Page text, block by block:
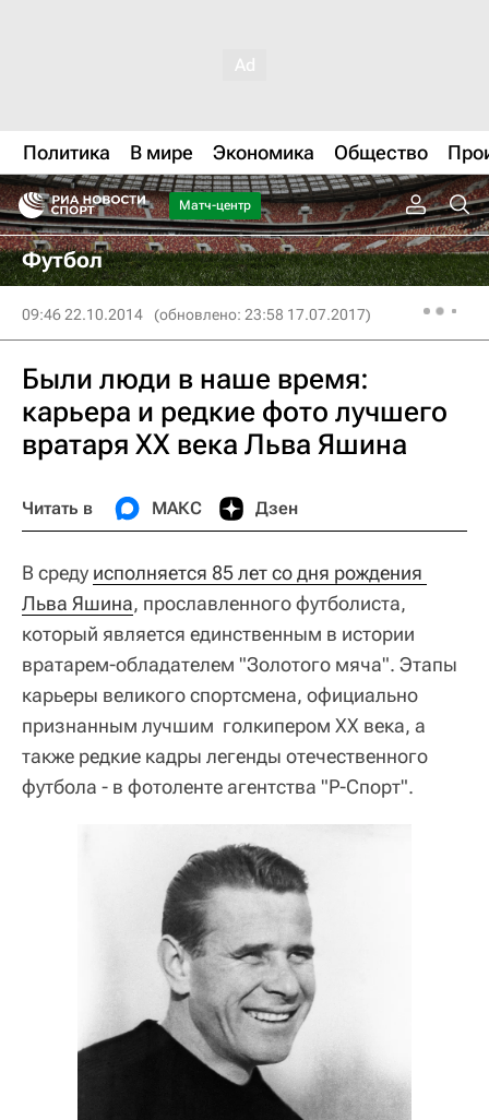
Политика В мире Экономика Общество
Матч-центр
Футбол
09:46 22.10.2014 (обновлено: 23:58 17.07.2017)
Были люди в наше время:
карьера и редкие фото лучшего
вратаря XX века Льва Яшина
Читать в МАКС Дзен
В среду исполняется 85 лет со дня рождения
Льва Яшина, прославленного футболиста,
который является единственным в истории
вратарем-обладателем "Золотого мяча". Этапы
карьеры великого спортсмена, официально
признанным лучшим голкипером XX века, а
также редкие кадры легенды отечественного
футбола - в фотоленте агентства "Р-Спорт".